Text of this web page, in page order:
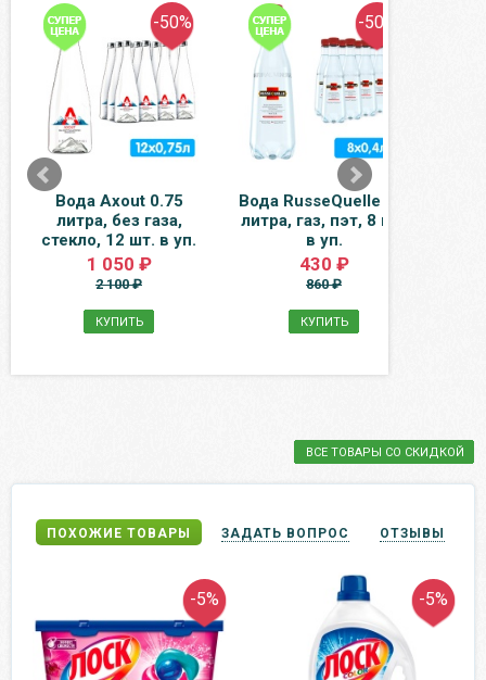
-50%
Вода Axout 0.75
литра, без газа,
стекло, 12 шт. в уп.
1 050 ₽
2 100 ₽
КУПИТЬ
-50%
Вода RusseQuelle 0.4
литра, газ, пэт, 8 шт.
в уп.
430 ₽
860 ₽
КУПИТЬ
ВСЕ ТОВАРЫ СО СКИДКОЙ
ПОХОЖИЕ ТОВАРЫ ЗАДАТЬ ВОПРОС ОТЗЫВЫ
-5% -5%